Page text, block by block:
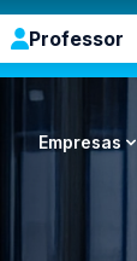
Professor
Empresas